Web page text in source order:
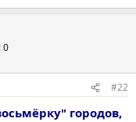
0
#22
городов,